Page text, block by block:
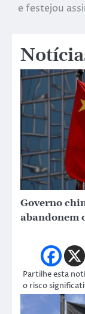
e festejou
Governo
abandonem
Partilhe esta
o risco